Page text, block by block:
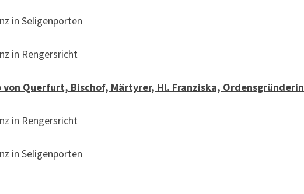
Seligenporten
Rengersricht
von Querfurt, Bischof, Märtyrer, Hl. Franziska, Ordensgründerin
Rengersricht
Seligenporten